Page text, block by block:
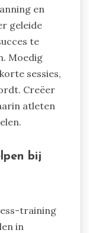
groei
als fysieke
voor het
aan
atleten te
en